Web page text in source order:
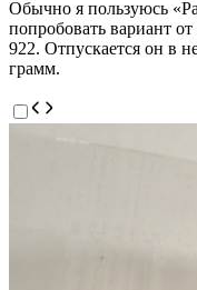
Обычно я пользуюсь
попробовать вариант
922. Отпускается он в
грамм.